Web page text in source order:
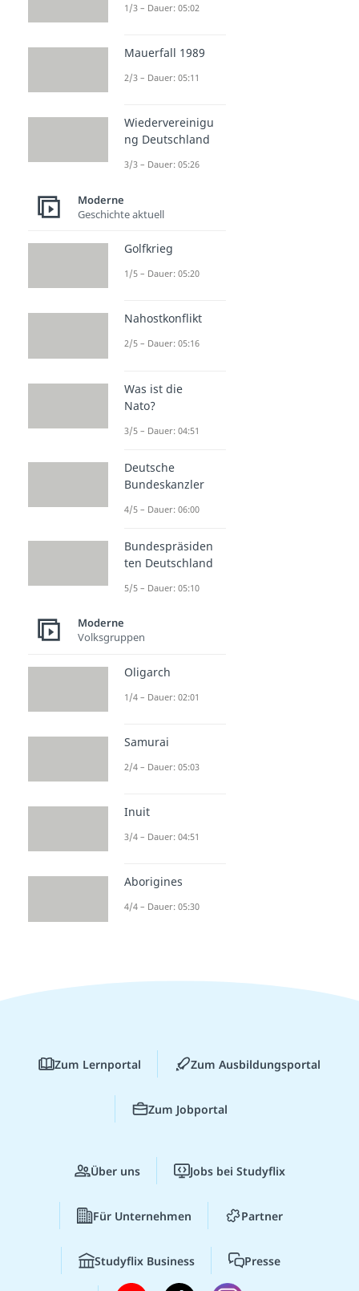
1/3 – Dauer: 05:02
Mauerfall 1989
2/3 – Dauer: 05:11
Wiedervereinigu
ng Deutschland
3/3 – Dauer: 05:26
Moderne
Geschichte aktuell
Golfkrieg
1/5 – Dauer: 05:20
Nahostkonflikt
2/5 – Dauer: 05:16
Was ist die
Nato?
3/5 – Dauer: 04:51
Deutsche
Bundeskanzler
4/5 – Dauer: 06:00
Bundespräsiden
ten Deutschland
5/5 – Dauer: 05:10
Moderne
Volksgruppen
Oligarch
1/4 – Dauer: 02:01
Samurai
2/4 – Dauer: 05:03
Inuit
3/4 – Dauer: 04:51
Aborigines
4/4 – Dauer: 05:30
Zum Lernportal Zum Ausbildungsportal
Zum Jobportal
Über uns Jobs bei Studyflix
Für Unternehmen Partner
Studyflix Business Presse